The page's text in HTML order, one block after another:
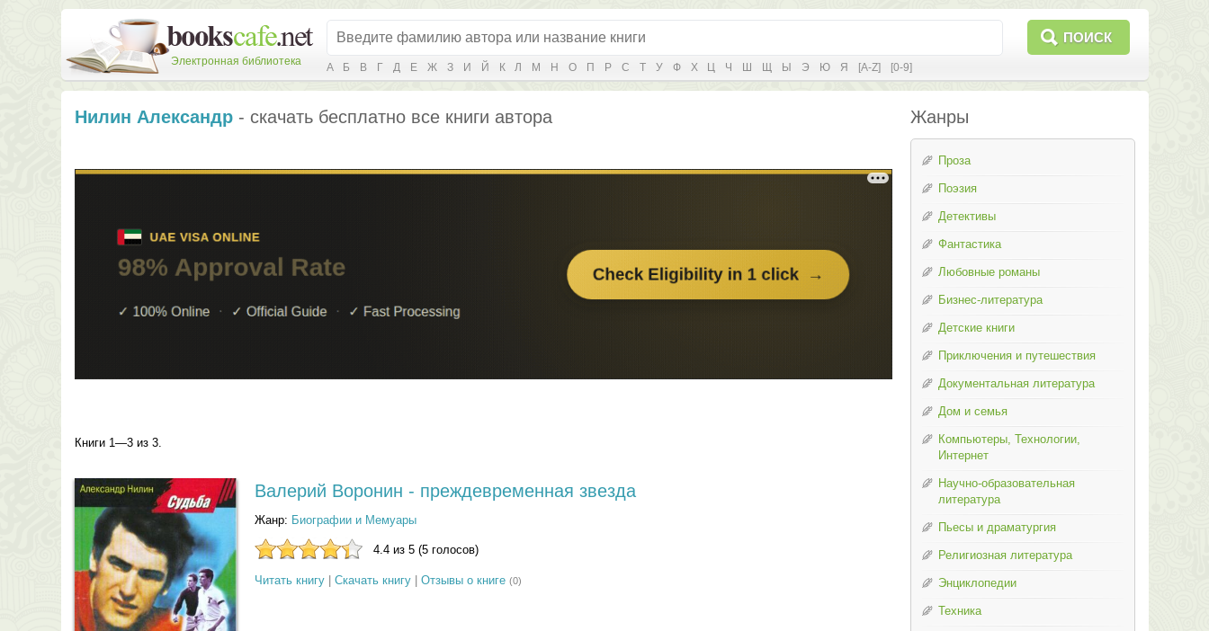
Электронная библиотека
ПОИСК
А Б В Г Д Е Ж З И Й К Л М Н О П Р С Т У Ф Х Ц Ч Ш Щ Ы Э Ю Я [A-Z] [0-9]
Нилин Александр- скачать бесплатно все книги автора
Книги 1—3 из 3.
Валерий Воронин - преждевременная звезда
Жанр: Биографии и Мемуары
4.4 из 5 (5 голосов)
Читать книгу| Скачать книгу| Отзывы о книге (0)
Жанры
Проза
Поэзия
Детективы
Фантастика
Любовные романы
Бизнес-литература
Детские книги
Приключения и путешествия
Документальная литература
Дом и семья
Компьютеры, Технологии,
Интернет
Научно-образовательная
литература
Пьесы и драматургия
Религиозная литература
Энциклопедии
Техника